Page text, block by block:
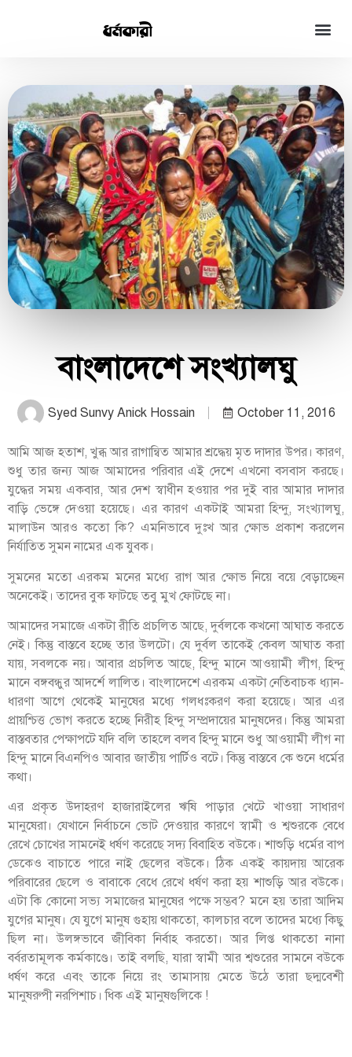
বাংলাদেশে সংখ্যালঘু
Syed Sunvy Anick Hossain October 11, 2016
আমি আজ হতাশ, খুব্ধ আর রাগান্বিত আমার শ্রদ্ধেয় মৃত দাদার উপর। কারণ,
শুধু তার জন্য আজ আমাদের পরিবার এই দেশে এখনো বসবাস করছে।
যুদ্ধের সময় একবার, আর দেশ স্বাধীন হওয়ার পর দুই বার আমার দাদার
বাড়ি ভেঙ্গে দেওয়া হয়েছে। এর কারণ একটাই আমরা হিন্দু, সংখ্যালঘু,
মালাউন আরও কতো কি? এমনিভাবে দুঃখ আর ক্ষোভ প্রকাশ করলেন
নির্যাতিত সুমন নামের এক যুবক।
সুমনের মতো এরকম মনের মধ্যে রাগ আর ক্ষোভ নিয়ে বয়ে বেড়াচ্ছেন
অনেকেই। তাদের বুক ফাটছে তবু মুখ ফোটছে না।
আমাদের সমাজে একটা রীতি প্রচলিত আছে, দুর্বলকে কখনো আঘাত করতে
নেই। কিন্তু বাস্তবে হচ্ছে তার উলটো। যে দুর্বল তাকেই কেবল আঘাত করা
যায়, সবলকে নয়। আবার প্রচলিত আছে, হিন্দু মানে আওয়ামী লীগ, হিন্দু
মানে বঙ্গবন্ধুর আদর্শে লালিত। বাংলাদেশে এরকম একটা নেতিবাচক ধ্যান-
ধারণা আগে থেকেই মানুষের মধ্যে গলধঃকরণ করা হয়েছে। আর এর
প্রায়শ্চিত্ত ভোগ করতে হচ্ছে নিরীহ হিন্দু সম্প্রদায়ের মানুষদের। কিন্তু আমরা
বাস্তবতার পেক্ষাপটে যদি বলি তাহলে বলব হিন্দু মানে শুধু আওয়ামী লীগ না
হিন্দু মানে বিএনপিও আবার জাতীয় পার্টিও বটে। কিন্তু বাস্তবে কে শুনে ধর্মের
কথা।
এর প্রকৃত উদাহরণ হাজারাইলের ঋষি পাড়ার খেটে খাওয়া সাধারণ
মানুষেরা। যেখানে নির্বাচনে ভোট দেওয়ার কারণে স্বামী ও শ্বশুরকে বেধে
রেখে চোখের সামনেই ধর্ষণ করেছে সদ্য বিবাহিত বউকে। শাশুড়ি ধর্মের বাপ
ডেকেও বাচাতে পারে নাই ছেলের বউকে। ঠিক একই কায়দায় আরেক
পরিবারের ছেলে ও বাবাকে বেধে রেখে ধর্ষণ করা হয় শাশুড়ি আর বউকে।
এটা কি কোনো সভ্য সমাজের মানুষের পক্ষে সম্ভব? মনে হয় তারা আদিম
যুগের মানুষ। যে যুগে মানুষ গুহায় থাকতো, কালচার বলে তাদের মধ্যে কিছু
ছিল না। উলঙ্গভাবে জীবিকা নির্বাহ করতো। আর লিপ্ত থাকতো নানা
বর্বরতামূলক কর্মকাণ্ডে। তাই বলছি, যারা স্বামী আর শ্বশুরের সামনে বউকে
ধর্ষণ করে এবং তাকে নিয়ে রং তামাসায় মেতে উঠে তারা ছদ্মবেশী
মানুষরুপী নরপিশাচ। ধিক এই মানুষগুলিকে !